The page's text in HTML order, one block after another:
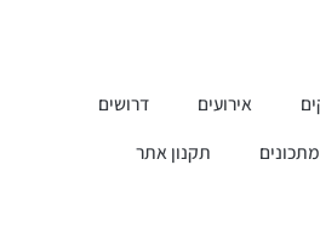
אירועים
דרושים
מתכונים תקנון אתר